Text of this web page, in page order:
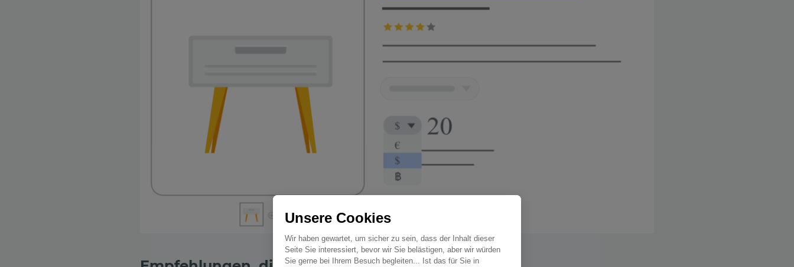
Unsere Cookies
Wir haben gewartet, um sicher zu sein, dass der Inhalt dieser
Seite Sie interessiert, bevor wir Sie belästigen, aber wir würden
Sie gerne bei Ihrem Besuch begleiten... Ist das für Sie in